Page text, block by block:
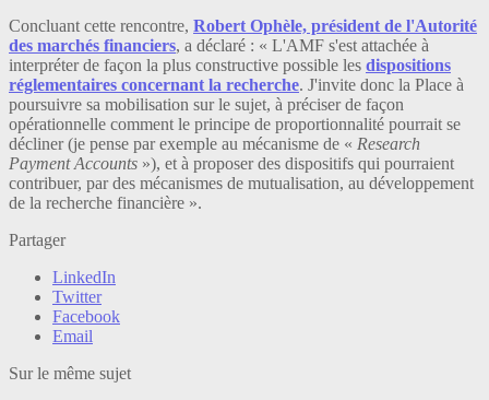
Concluant cette rencontre, Robert Ophèle, président de l'Autorité
des marchés financiers, a déclaré : « L'AMF s'est attachée à
interpréter de façon la plus constructive possible les dispositions
réglementaires concernant la recherche. J'invite donc la Place à
poursuivre sa mobilisation sur le sujet, à préciser de façon
opérationnelle comment le principe de proportionnalité pourrait se
décliner (je pense par exemple au mécanisme de « Research
Payment Accounts »), et à proposer des dispositifs qui pourraient
contribuer, par des mécanismes de mutualisation, au développement
de la recherche financière ».
Partager
LinkedIn
Twitter
Facebook
Email
Sur le même sujet